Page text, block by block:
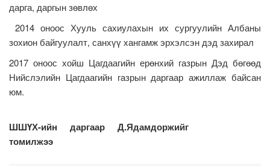
дарга, даргын зөвлөх
2014 оноос Хууль сахиулахын их сургуулийн Албаны
зохион байгуулалт, санхүү хангамж эрхэлсэн дэд захирал
2017 оноос хойш Цагдаагийн ерөнхий газрын Дэд бөгөөд
Нийслэлийн Цагдаагийн газрын даргаар ажиллаж байсан
юм.
ШШҮХ-ийн даргаар Д.Ядамдоржийг
томилжээ